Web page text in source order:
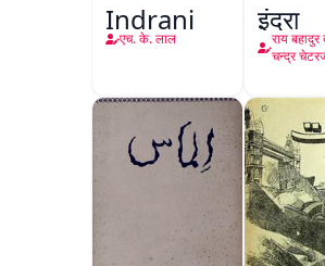
Indrani
एच. के. लाल
इंद्रा
राय
चन्द्र